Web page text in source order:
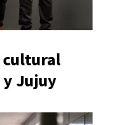
cultural
Jujuy